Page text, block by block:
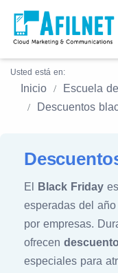
Usted está en:
Inicio
Escuela
Descuentos
El Black Friday
esperadas del
por empresas.
ofrecen
especiales para